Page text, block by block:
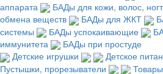
аппарата
БАДы для кожи, волос,
обмена веществ
БАДы для ЖКТ
системы
БАДы успокаивающие
иммунитета
БАДы при простуде
Детские игрушки
Детское
Пустышки, прорезыватели